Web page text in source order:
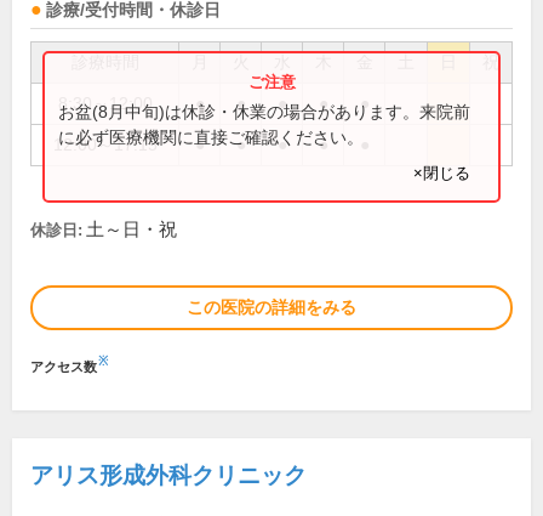
診療/受付時間・休診日
祝
8:30～12:00 ● ● ● ● ●
12:00～17:15 ● ● ● ●
お盆(8月中旬)は休診・休業の場合があります。来院前
に必ず医療機関に直接ご確認ください。
×閉じる
休診日: 土～日・祝
この医院の詳細をみる
アクセス数※
アリス形成外科クリニック